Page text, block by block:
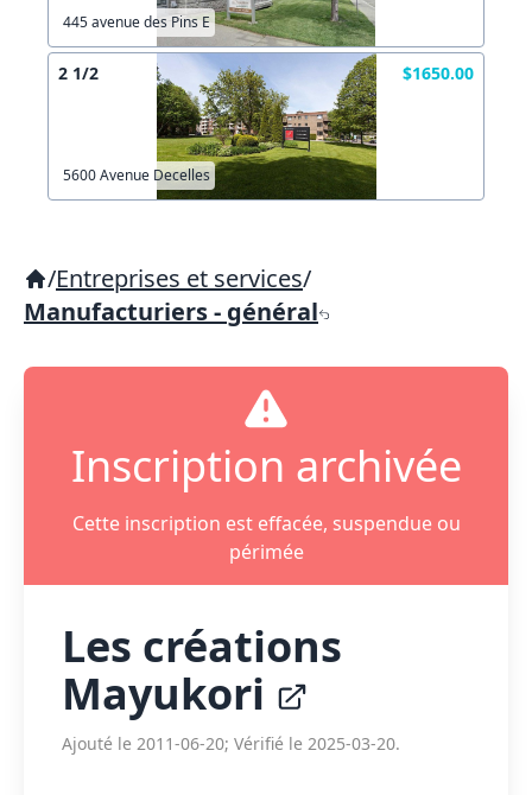
445 avenue des Pins E
2 1/2 $1650.00
5600 Avenue Decelles
/Entreprises et services/
Manufacturiers - général
Inscription archivée
Cette inscription est effacée, suspendue ou
périmée
Les créations
Mayukori
Ajouté le 2011-06-20; Vérifié le 2025-03-20.